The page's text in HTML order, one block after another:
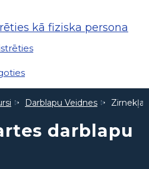
kā fiziska persona
Darblapu Veidnes Zirnekļa
darblapu